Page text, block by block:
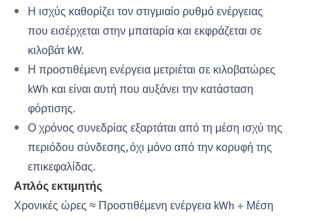
Η ισχύς καθορίζει τον στιγμιαίο ρυθμό ενέργειας
που εισέρχεται στην μπαταρία και εκφράζεται σε
κιλοβάτ kW.
Η προστιθέμενη ενέργεια μετριέται σε κιλοβατώρες
kWh και είναι αυτή που αυξάνει την κατάσταση
φόρτισης.
Ο χρόνος συνεδρίας εξαρτάται από τη μέση ισχύ της
περιόδου σύνδεσης, όχι μόνο από την κορυφή της
επικεφαλίδας.
Απλός εκτιμητής
Χρονικές ώρες ≈ Προστιθέμενη ενέργεια kWh ÷ Μέση